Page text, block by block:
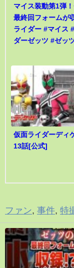
マイス装動第1弾
最終回フォームが
ライダー #マイス
ダーゼッツ #ゼッ
仮面ライダーデ
13話[公式]
ファン, 事件, 特